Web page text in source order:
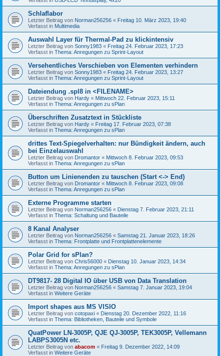
Schlaflabor
Letzter Beitrag von Norman256256 « Freitag 10. März 2023, 19:40
Verfasst in Multimedia
Auswahl Layer für Thermal-Pad zu klickintensiv
Letzter Beitrag von Sonny1983 « Freitag 24. Februar 2023, 17:23
Verfasst in Thema: Anregungen zu Sprint-Layout
Versehentliches Verschieben von Elementen verhindern
Letzter Beitrag von Sonny1983 « Freitag 24. Februar 2023, 13:27
Verfasst in Thema: Anregungen zu Sprint-Layout
Dateiendung .spl8 in <FILENAME>
Letzter Beitrag von Hardy « Mittwoch 22. Februar 2023, 15:11
Verfasst in Thema: Anregungen zu sPlan
Überschriften Zusatztext in Stückliste
Letzter Beitrag von Hardy « Freitag 17. Februar 2023, 07:38
Verfasst in Thema: Anregungen zu sPlan
drittes Text-Spiegelverhalten: nur Bündigkeit ändern, auch
bei Einzelauswahl
Letzter Beitrag von Dromantor « Mittwoch 8. Februar 2023, 09:53
Verfasst in Thema: Anregungen zu sPlan
Button um Linienenden zu tauschen (Start <-> End)
Letzter Beitrag von Dromantor « Mittwoch 8. Februar 2023, 09:08
Verfasst in Thema: Anregungen zu sPlan
Externe Programme starten
Letzter Beitrag von Norman256256 « Dienstag 7. Februar 2023, 21:11
Verfasst in Thema: Schaltung und Bauteile
8 Kanal Analyser
Letzter Beitrag von Norman256256 « Samstag 21. Januar 2023, 18:26
Verfasst in Thema: Frontplatte und Frontplattenelemente
Polar Grid for sPlan?
Letzter Beitrag von Chris56000 « Dienstag 10. Januar 2023, 14:34
Verfasst in Thema: Anregungen zu sPlan
DT9817- 28 Digital IO über USB von Data Translation
Letzter Beitrag von Norman256256 « Samstag 7. Januar 2023, 19:04
Verfasst in Weitere Geräte
Import shapes aus MS VISIO
Letzter Beitrag von cotopaxi « Dienstag 20. Dezember 2022, 11:16
Verfasst in Thema: Bibliotheken, Bauteile und Symbole
QuatPower LN-3005P, QJE QJ-3005P, TEK3005P, Vellemann
LABPS3005N etc.
Letzter Beitrag von abacom « Freitag 9. Dezember 2022, 14:09
Verfasst in Weitere Geräte